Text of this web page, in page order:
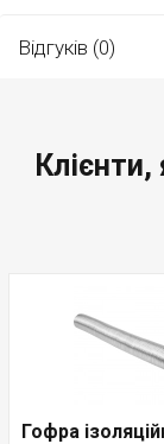
Відгуків (0)
Гофра